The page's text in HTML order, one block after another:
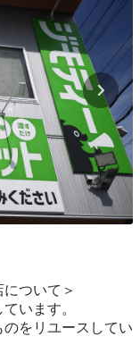
ついて＞
います。
をリユースしてい